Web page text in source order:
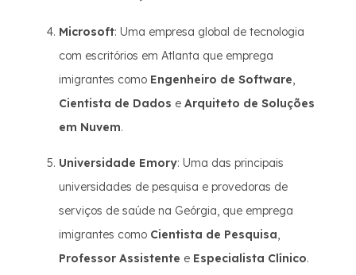
Microsoft: Uma empresa global de tecnologia
com escritórios em Atlanta que emprega
imigrantes como Engenheiro de Software,
Cientista de Dados e Arquiteto de Soluções
em Nuvem.
Universidade Emory: Uma das principais
universidades de pesquisa e provedoras de
serviços de saúde na Geórgia, que emprega
imigrantes como Cientista de Pesquisa,
Professor Assistente e Especialista Clínico.